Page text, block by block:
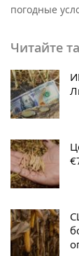
погодные
Читайте